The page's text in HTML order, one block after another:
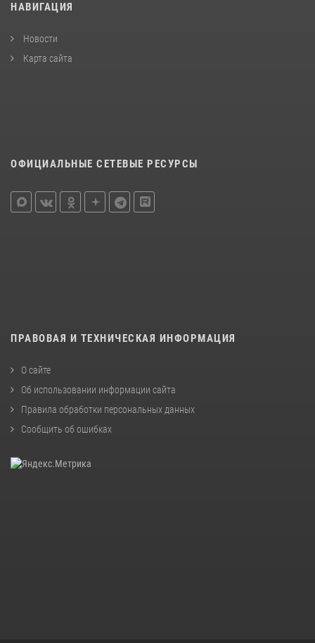
НАВИГАЦИЯ
Новости
Карта сайта
ОФИЦИАЛЬНЫЕ СЕТЕВЫЕ РЕСУРСЫ
ПРАВОВАЯ И ТЕХНИЧЕСКАЯ ИНФОРМАЦИЯ
О сайте
Об использовании информации сайта
Правила обработки персональных данных
Сообщить об ошибках